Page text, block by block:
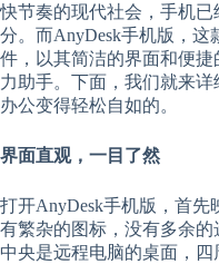
快节奏的现代社会，手机
分。而AnyDesk手机版，
件，以其简洁的界面和便
力助手。下面，我们就来
办公变得轻松自如的。
界面直观，一目了然
打开AnyDesk手机版，首
有繁杂的图标，没有多余
中央是远程电脑的桌面，